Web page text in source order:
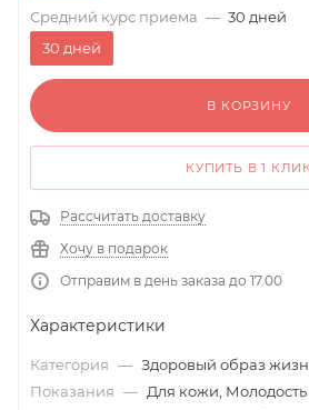
Средний курс приема — 30 дней
30 дней
В КОРЗИНУ
КУПИТЬ В 1
Рассчитать доставку
Хочу в подарок
Отправим в день заказа до 17.00
Характеристики
Категория — Здоровый образ
Показания — Для кожи, Молодость